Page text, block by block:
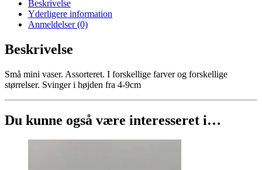
Beskrivelse
Yderligere information
Anmeldelser (0)
Beskrivelse
Små mini vaser. Assorteret. I forskellige farver og forskellige
størrelser. Svinger i højden fra 4-9cm
Du kunne også være interesseret i…